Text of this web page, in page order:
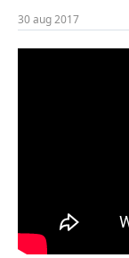
30 aug 2017